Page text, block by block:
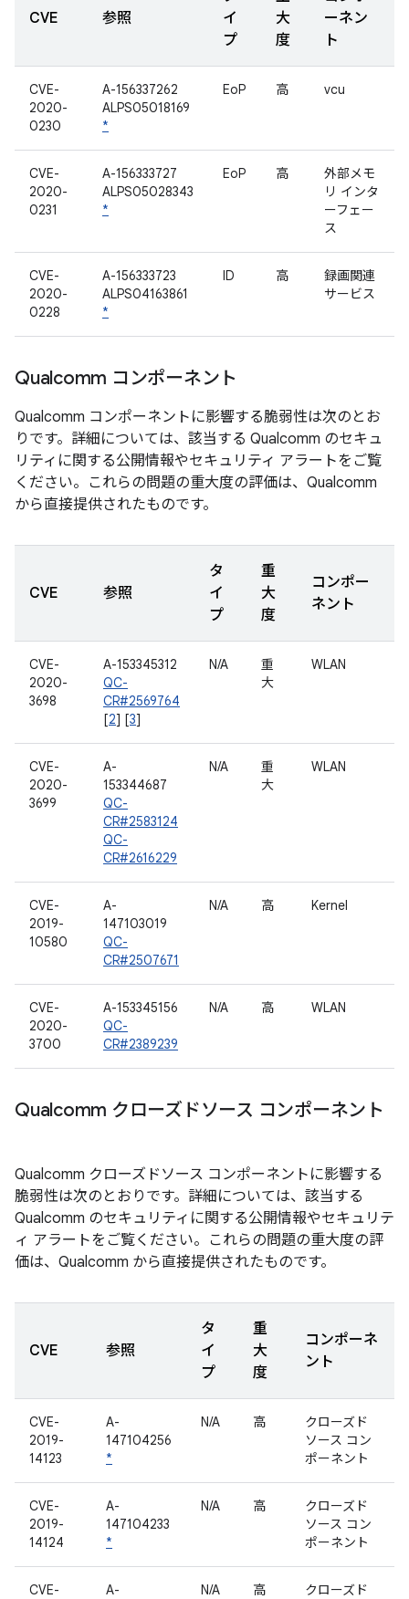
CVE 参照
イ
プ
大
度
ーネン
ト
CVE-
2020-
0230
A-156337262
ALPS05018169
*
EoP 高 vcu
CVE-
2020-
0231
A-156333727
ALPS05028343
*
EoP 高
外部メモ
リ インタ
ーフェー
ス
CVE-
2020-
0228
A-156333723
ALPS04163861
*
ID 高
録画関連
サービス
Qualcomm コンポーネント
Qualcomm コンポーネントに影響する脆弱性は次のとお
りです。詳細については、該当する Qualcomm のセキュ
リティに関する公開情報やセキュリティ アラートをご覧
ください。これらの問題の重大度の評価は、Qualcomm
から直接提供されたものです。
CVE 参照
タ
イ
プ
重
大
度
コンポー
ネント
CVE-
2020-
3698
A-153345312
QC-
CR#2569764
[2] [3]
N/A
重
大
WLAN
CVE-
2020-
3699
A-
153344687
QC-
CR#2583124
QC-
CR#2616229
N/A
重
大
WLAN
CVE-
2019-
10580
A-
147103019
QC-
CR#2507671
N/A 高 Kernel
CVE-
2020-
3700
A-153345156
QC-
CR#2389239
N/A 高 WLAN
Qualcomm クローズドソース コンポーネント
Qualcomm クローズドソース コンポーネントに影響する
脆弱性は次のとおりです。詳細については、該当する
Qualcomm のセキュリティに関する公開情報やセキュリテ
ィ アラートをご覧ください。これらの問題の重大度の評
価は、Qualcomm から直接提供されたものです。
CVE 参照
タ
イ
プ
重
大
度
コンポーネ
ント
CVE-
2019-
14123
A-
147104256
*
N/A 高
クローズド
ソース コン
ポーネント
CVE-
2019-
14124
A-
147104233
*
N/A 高
クローズド
ソース コン
ポーネント
CVE-
A-
N/A 高
クローズド